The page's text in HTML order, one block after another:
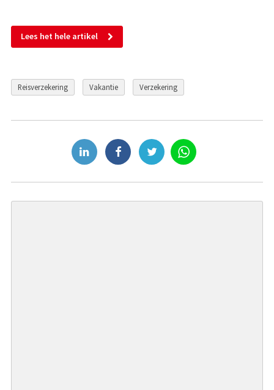
Lees het hele artikel
Reisverzekering Vakantie Verzekering